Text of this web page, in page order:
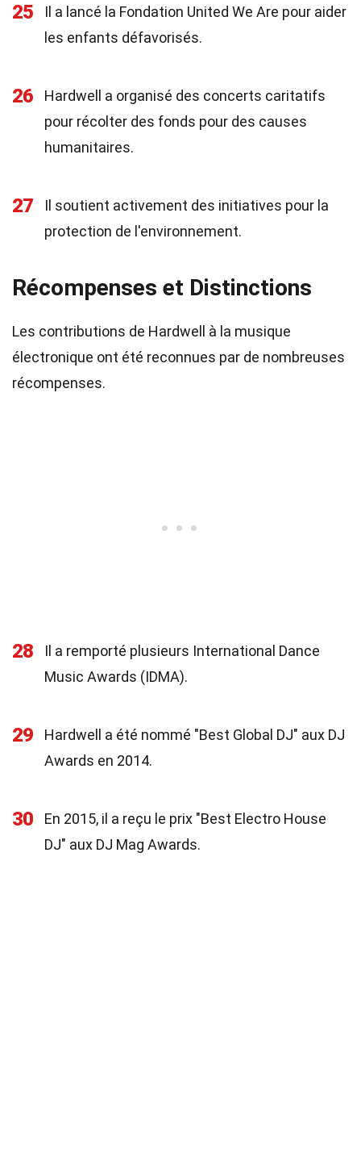
25
Il a lancé la Fondation United We Are pour aider
les enfants défavorisés.
26
Hardwell a organisé des concerts caritatifs
pour récolter des fonds pour des causes
humanitaires.
27
Il soutient activement des initiatives pour la
protection de l'environnement.
Récompenses et Distinctions
Les contributions de Hardwell à la musique
électronique ont été reconnues par de nombreuses
récompenses.
28
Il a remporté plusieurs International Dance
Music Awards (IDMA).
29
Hardwell a été nommé "Best Global DJ" aux DJ
Awards en 2014.
30
En 2015, il a reçu le prix "Best Electro House
DJ" aux DJ Mag Awards.